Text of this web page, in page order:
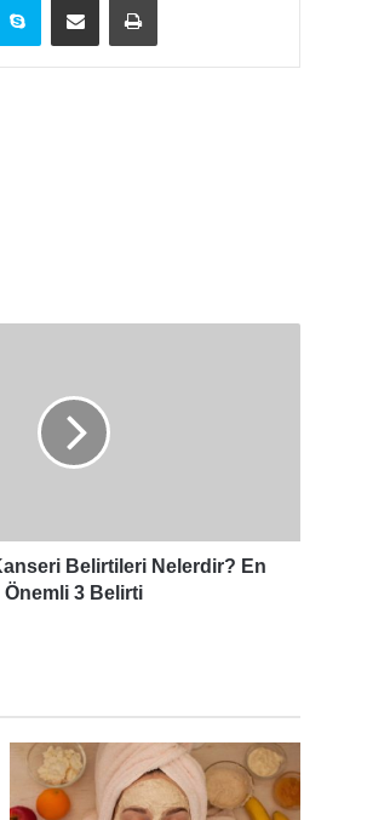
Belirtileri Nelerdir? En
Önemli 3 Belirti